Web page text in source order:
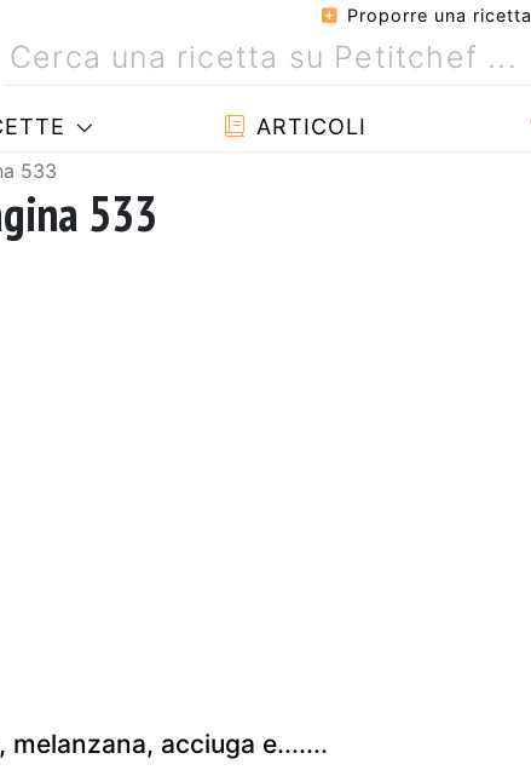
Proporre una ricetta
ARTICOLI
533
533
melanzana, acciuga e.......